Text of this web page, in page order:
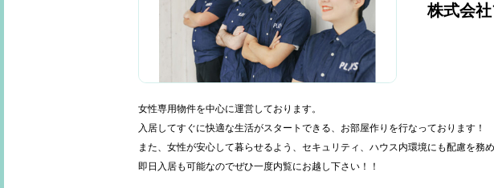
株式会
女性専用物件を中心に運営しております。
入居してすぐに快適な生活がスタートできる、お部屋作りを行なっております！
また、女性が安心して暮らせるよう、セキュリティ、ハウス内環境にも配慮を務め
即日入居も可能なのでぜひ一度内覧にお越し下さい！！